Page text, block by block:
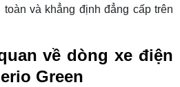
và khẳng định đẳng cấp trên
về dòng xe điện
Green